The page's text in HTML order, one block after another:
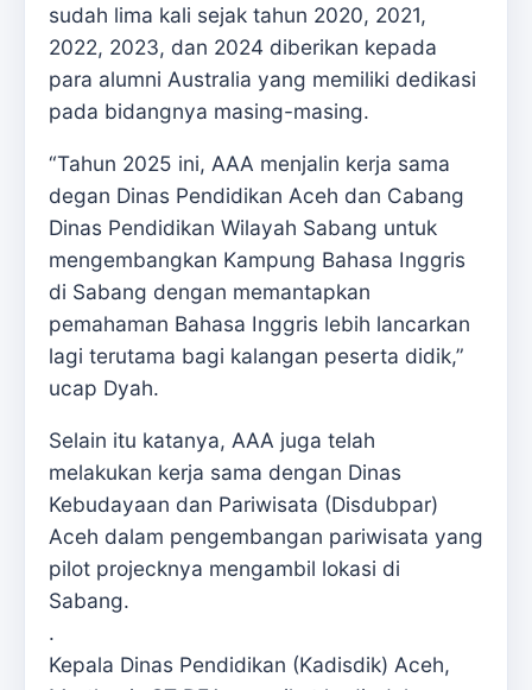
sudah lima kali sejak tahun 2020, 2021,
2022, 2023, dan 2024 diberikan kepada
para alumni Australia yang memiliki dedikasi
pada bidangnya masing-masing.
“Tahun 2025 ini, AAA menjalin kerja sama
degan Dinas Pendidikan Aceh dan Cabang
Dinas Pendidikan Wilayah Sabang untuk
mengembangkan Kampung Bahasa Inggris
di Sabang dengan memantapkan
pemahaman Bahasa Inggris lebih lancarkan
lagi terutama bagi kalangan peserta didik,”
ucap Dyah.
Selain itu katanya, AAA juga telah
melakukan kerja sama dengan Dinas
Kebudayaan dan Pariwisata (Disdubpar)
Aceh dalam pengembangan pariwisata yang
pilot projecknya mengambil lokasi di
Sabang.
.
Kepala Dinas Pendidikan (Kadisdik) Aceh,